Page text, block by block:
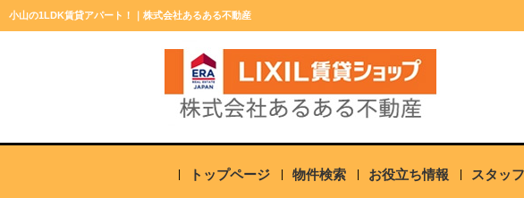
小山の1LDK賃貸アパート！｜株式会社あるある不動産
トップページ 物件検索 お役立ち情報 スタッ